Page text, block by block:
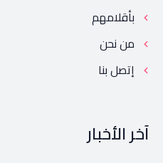
بأقلامهم
من نحن
إتصل بنا
آخر الأخبار